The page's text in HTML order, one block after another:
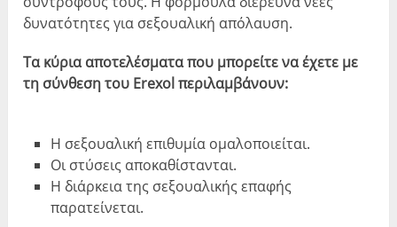
δυνατότητες για σεξουαλική απόλαυση.
Τα κύρια αποτελέσματα που μπορείτε να έχετε με
τη σύνθεση του Erexol περιλαμβάνουν:
Η σεξουαλική επιθυμία ομαλοποιείται.
Οι στύσεις αποκαθίστανται.
Η διάρκεια της σεξουαλικής επαφής
παρατείνεται.